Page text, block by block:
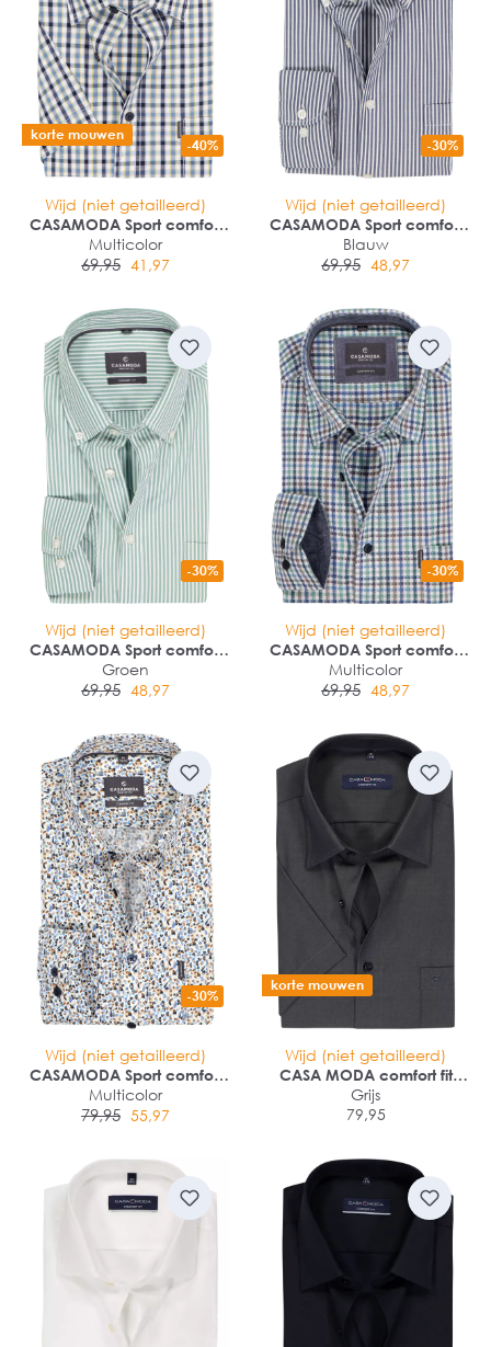
korte mouwen
-40%
Wijd (niet getailleerd)
CASAMODA Sport comfort
fit overhemd
Multicolor
69,95 41,97
-30%
Wijd (niet getailleerd)
CASAMODA Sport comfort
fit overhemd
Blauw
69,95 48,97
-30%
Wijd (niet getailleerd)
CASAMODA Sport comfort
fit overhemd
Groen
69,95 48,97
-30%
Wijd (niet getailleerd)
CASAMODA Sport comfort
fit overhemd
Multicolor
69,95 48,97
-30%
Wijd (niet getailleerd)
CASAMODA Sport comfort
fit overhemd
Multicolor
79,95 55,97
korte mouwen
Wijd (niet getailleerd)
CASA MODA comfort fit
overhemd
Grijs
79,95